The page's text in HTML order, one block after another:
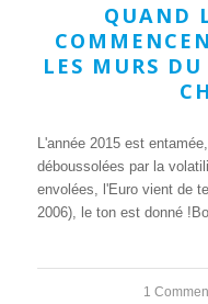
QUAND
LES MURS
L'année 2015 est
déboussolées par la
envolées, l'Euro vient de
2006), le ton est donné
1 /